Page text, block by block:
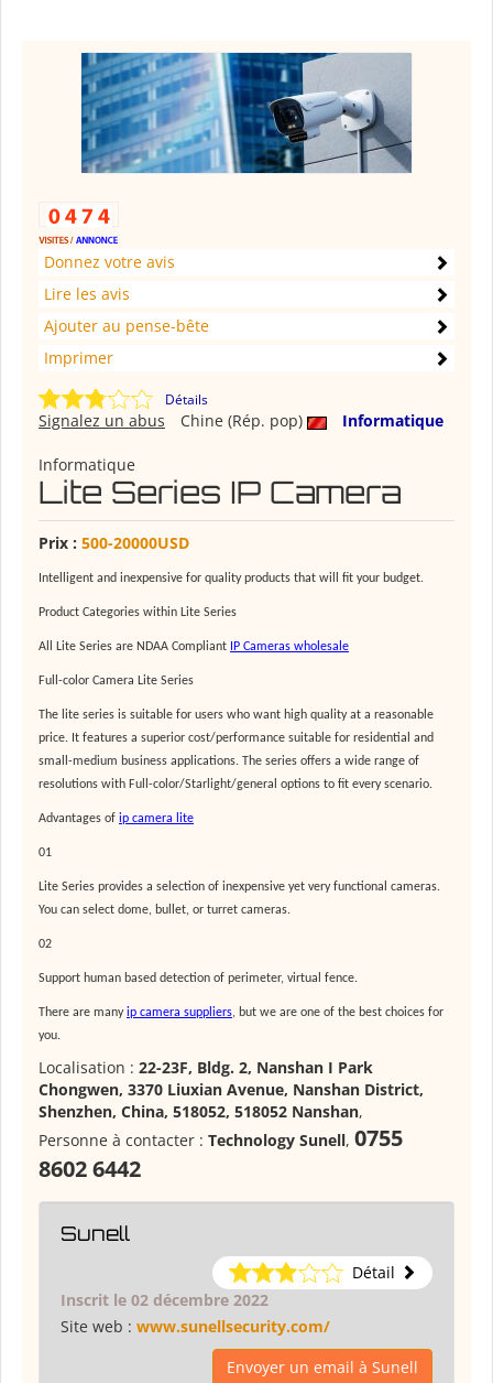
Donnez votre avis
Lire les avis
Ajouter au pense-bête
Imprimer
Détails
Chine (Rép. pop) Informatique
Signalez un abus
Informatique
Lite Series IP Camera
Prix : 500-20000USD
Intelligent and inexpensive for quality products that will fit your budget.
Product Categories within Lite Series
All Lite Series are NDAA Compliant IP Cameras wholesale
Full-color Camera Lite Series
The lite series is suitable for users who want high quality at a reasonable
price. It features a superior cost/performance suitable for residential and
small-medium business applications. The series offers a wide range of
resolutions with Full-color/Starlight/general options to fit every scenario.
Advantages of ip camera lite
01
Lite Series provides a selection of inexpensive yet very functional cameras.
You can select dome, bullet, or turret cameras.
02
Support human based detection of perimeter, virtual fence.
There are manyip camera suppliers, but we are one of the best choices for
you.
Localisation : 22-23F, Bldg. 2, Nanshan I Park
Chongwen, 3370 Liuxian Avenue, Nanshan District,
Shenzhen, China, 518052, 518052 Nanshan,
Personne à contacter : Technology Sunell, 0755
8602 6442
Sunell
Détail
Inscrit le 02 décembre 2022
Site web : www.sunellsecurity.com/
Envoyer un email à Sunell